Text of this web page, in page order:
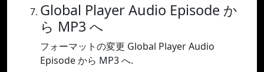
Global Player Audio Episode か
ら MP3 へ
フォーマットの変更 Global Player Audio
Episode から MP3 へ.